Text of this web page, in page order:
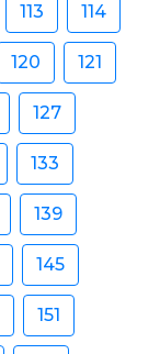
113 114
120 121
127
133
139
145
151